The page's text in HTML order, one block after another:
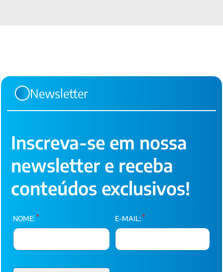
Newsletter
Inscreva-se em nossa
newsletter e receba
conteúdos exclusivos!
NOME: * E-MAIL: *